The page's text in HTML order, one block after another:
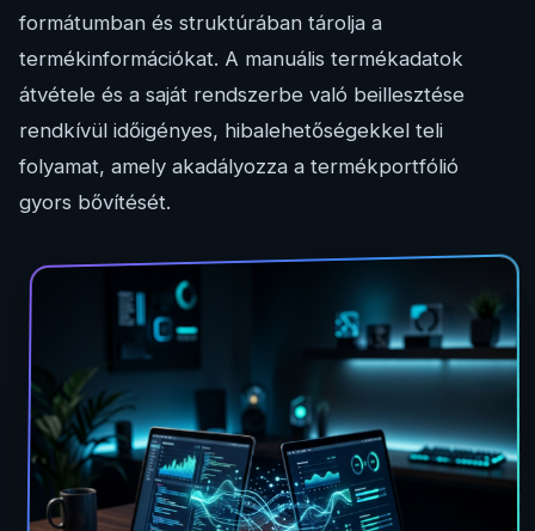
formátumban és struktúrában tárolja a
termékinformációkat. A manuális termékadatok
átvétele és a saját rendszerbe való beillesztése
rendkívül időigényes, hibalehetőségekkel teli
folyamat, amely akadályozza a termékportfólió
gyors bővítését.